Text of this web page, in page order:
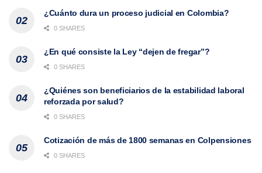
¿Cuánto dura un proceso judicial en Colombia?
0 SHARES
¿En qué consiste la Ley “dejen de fregar”?
0 SHARES
¿Quiénes son beneficiarios de la estabilidad laboral
reforzada por salud?
0 SHARES
Cotización de más de 1800 semanas en Colpensiones
0 SHARES